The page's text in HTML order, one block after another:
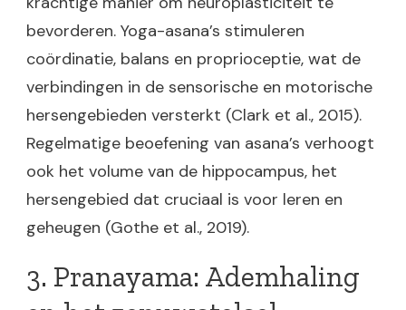
bevorderen. Yoga-asana’s stimuleren
coördinatie, balans en proprioceptie, wat de
verbindingen in de sensorische en motorische
hersengebieden versterkt (Clark et al., 2015).
Regelmatige beoefening van asana’s verhoogt
ook het volume van de hippocampus, het
hersengebied dat cruciaal is voor leren en
geheugen (Gothe et al., 2019).
3. Pranayama: Ademhaling